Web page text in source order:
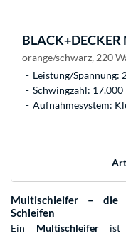
BLACK+DECKER
orange/schwarz, 220
Leistung/Spannung:
Schwingzahl:
Aufnahmesystem:
Multischleifer – die
Schleifen
Ein Multischleifer ist